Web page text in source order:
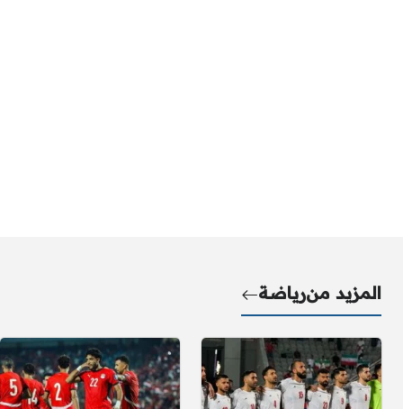
المزيد منرياضة